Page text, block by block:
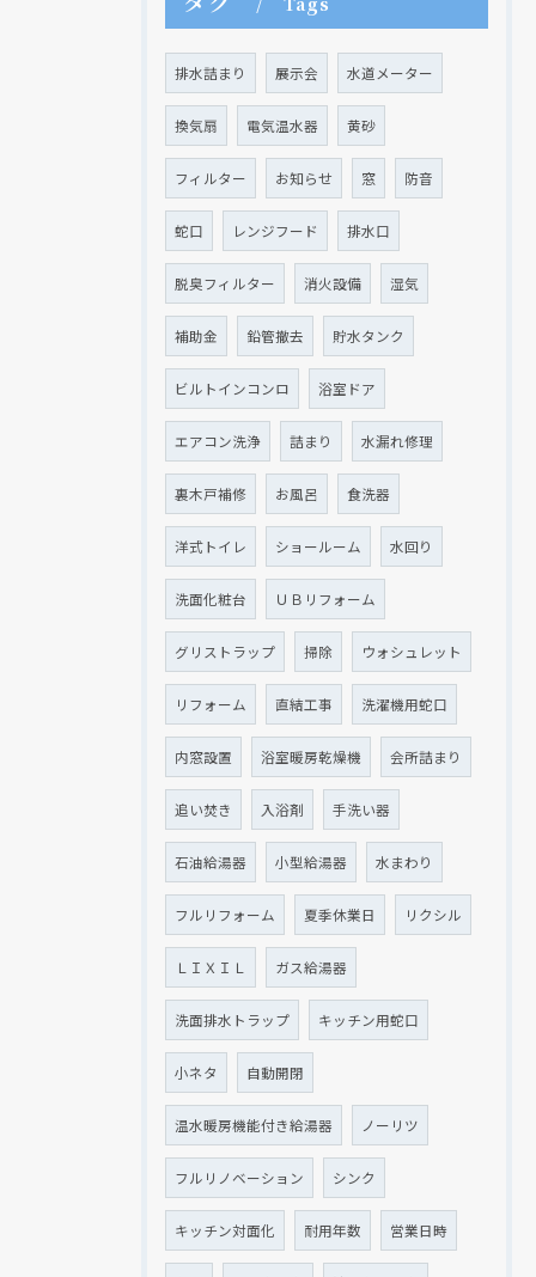
排水詰まり 展示会 水道メーター
換気扇 電気温水器 黄砂
フィルター お知らせ 窓 防音
蛇口 レンジフード 排水口
脱臭フィルター 消火設備 湿気
補助金 鉛管撤去 貯水タンク
ビルトインコンロ 浴室ドア
エアコン洗浄 詰まり 水漏れ修理
裏木戸補修 お風呂 食洗器
洋式トイレ ショールーム 水回り
洗面化粧台 ＵＢリフォーム
グリストラップ 掃除 ウォシュレット
リフォーム 直結工事 洗濯機用蛇口
内窓設置 浴室暖房乾燥機 会所詰まり
追い焚き 入浴剤 手洗い器
石油給湯器 小型給湯器 水まわり
フルリフォーム 夏季休業日 リクシル
ＬＩＸＩＬ ガス給湯器
洗面排水トラップ キッチン用蛇口
小ネタ 自動開閉
温水暖房機能付き給湯器 ノーリツ
フルリノベーション シンク
キッチン対面化 耐用年数 営業日時
現在、新聞に入っている折込チラシです。
クリックでチラシのページにジャンプします
現在、新聞に入っている折込チラシです。
クリックでチラシのページにジャンプします